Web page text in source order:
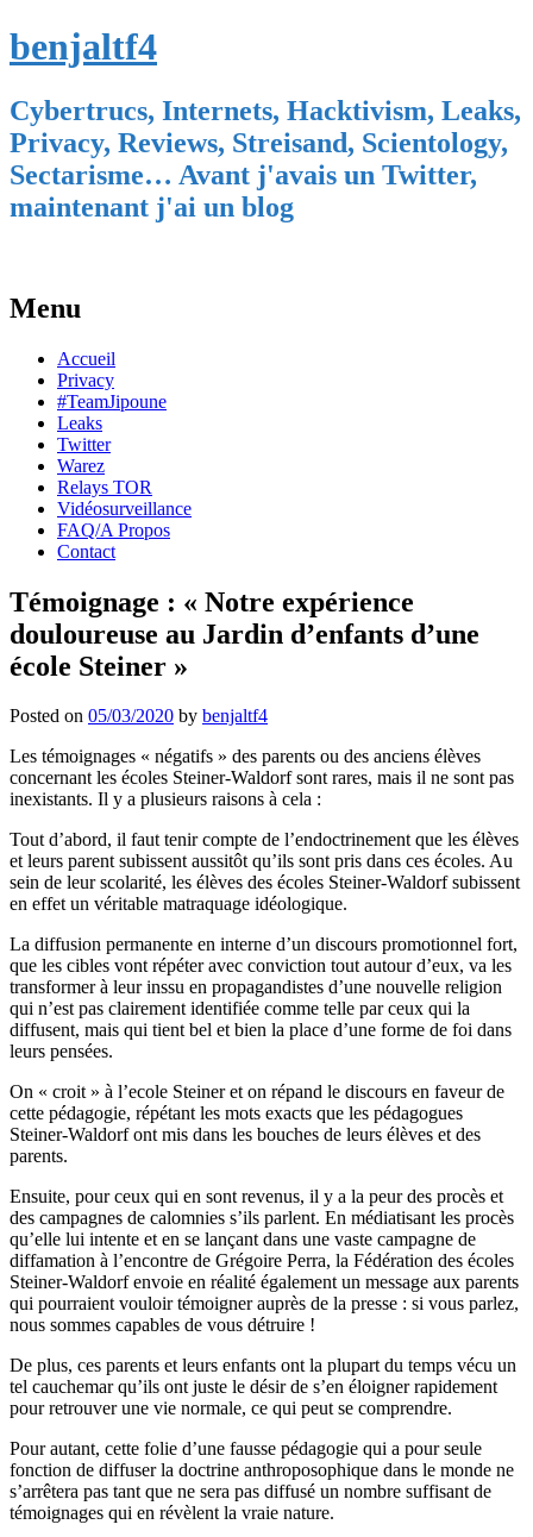
benjaltf4
Cybertrucs, Internets, Hacktivism, Leaks,
Privacy, Reviews, Streisand, Scientology,
Sectarisme… Avant j'avais un Twitter,
maintenant j'ai un blog
Menu
Skip
content
Accueil
Privacy
#TeamJipoune
Leaks
Twitter
Warez
Relays TOR
Vidéosurveillance
FAQ/A Propos
Contact
Témoignage : « Notre expérience
douloureuse au Jardin d’enfants d’une
école Steiner »
Posted on 05/03/2020 by benjaltf4
Les témoignages « négatifs » des parents ou des anciens élèves
concernant les écoles Steiner-Waldorf sont rares, mais il ne sont pas
inexistants. Il y a plusieurs raisons à cela :
Tout d’abord, il faut tenir compte de l’endoctrinement que les élèves
et leurs parent subissent aussitôt qu’ils sont pris dans ces écoles. Au
sein de leur scolarité, les élèves des écoles Steiner-Waldorf subissent
en effet un véritable matraquage idéologique.
La diffusion permanente en interne d’un discours promotionnel fort,
que les cibles vont répéter avec conviction tout autour d’eux, va les
transformer à leur inssu en propagandistes d’une nouvelle religion
qui n’est pas clairement identifiée comme telle par ceux qui la
diffusent, mais qui tient bel et bien la place d’une forme de foi dans
leurs pensées.
On « croit » à l’ecole Steiner et on répand le discours en faveur de
cette pédagogie, répétant les mots exacts que les pédagogues
Steiner-Waldorf ont mis dans les bouches de leurs élèves et des
parents.
Ensuite, pour ceux qui en sont revenus, il y a la peur des procès et
des campagnes de calomnies s’ils parlent. En médiatisant les procès
qu’elle lui intente et en se lançant dans une vaste campagne de
diffamation à l’encontre de Grégoire Perra, la Fédération des écoles
Steiner-Waldorf envoie en réalité également un message aux parents
qui pourraient vouloir témoigner auprès de la presse : si vous parlez,
nous sommes capables de vous détruire !
De plus, ces parents et leurs enfants ont la plupart du temps vécu un
tel cauchemar qu’ils ont juste le désir de s’en éloigner rapidement
pour retrouver une vie normale, ce qui peut se comprendre.
Pour autant, cette folie d’une fausse pédagogie qui a pour seule
fonction de diffuser la doctrine anthroposophique dans le monde ne
s’arrêtera pas tant que ne sera pas diffusé un nombre suffisant de
témoignages qui en révèlent la vraie nature.